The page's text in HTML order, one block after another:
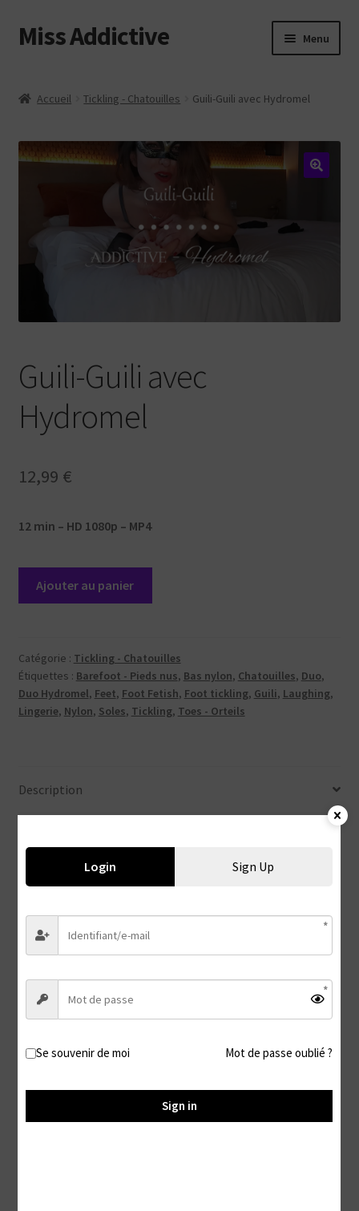
Aller
à
Aller
au
Miss Addictive Menu
Photos
Web
Login
Accueil Tickling - Chatouilles Guili-Guili avec Hydromel
Guili-Guili avec
Hydromel
12,99 €
12 min – HD 1080p – MP4
avec
Hydromel
Ajouter au panier
Catégorie : Tickling - Chatouilles
Étiquettes : Barefoot - Pieds nus, Bas nylon, Chatouilles, Duo,
Duo Hydromel, Feet, Foot Fetish, Foot tickling, Guili, Laughing,
Lingerie, Nylon, Soles, Tickling, Toes - Orteils
Description
Description
Guili-Guili !
copines
Voici une vidéo qui en deviendra un … Quand les
#Chatouilles #Guili #Tickling #Feet #FootFetish #Soles
#Toes #Barefeet #Barefoot #Lingerie #Nylon #Porte-
jarretelles #Guili #Supplice #Duo #DeadlyWives #Hydromel
#Addictive
Login Sign Up
Se souvenir de moi Mot de passe oublié ?
Sign in